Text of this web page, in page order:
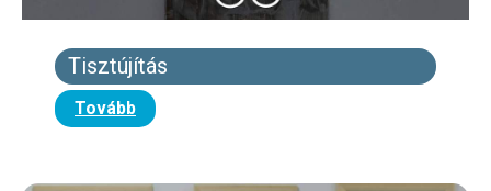
Tisztújítás
Tovább